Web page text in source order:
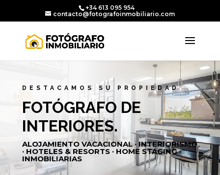
+34 613 095 954
contacto@fotografoinmobiliario.com
DESTACAMOS SU PROPIEDAD
FOTÓGRAFO DE
INTERIORES.
ALOJAMIENTO VACACIONAL · INTERIORISMO
· HOTELES & RESORTS · HOME STAGING ·
INMOBILIARIAS